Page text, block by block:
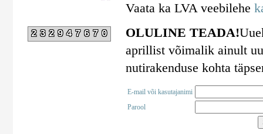
232947670
Vaata ka LVA veebilehe
OLULINE TEADA!
aprillist võimalik ainult
nutirakenduse kohta
E-mail või kasutajanimi
Parool